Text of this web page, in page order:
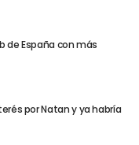
de España con más
por Natan y ya habría